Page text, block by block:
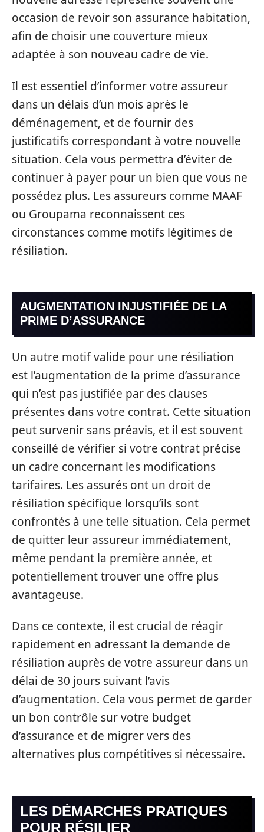
occasion de revoir son assurance habitation,
afin de choisir une couverture mieux
adaptée à son nouveau cadre de vie.
Il est essentiel d’informer votre assureur
dans un délais d’un mois après le
déménagement, et de fournir des
justificatifs correspondant à votre nouvelle
situation. Cela vous permettra d’éviter de
continuer à payer pour un bien que vous ne
possédez plus. Les assureurs comme MAAF
ou Groupama reconnaissent ces
circonstances comme motifs légitimes de
résiliation.
AUGMENTATION INJUSTIFIÉE DE LA
PRIME D’ASSURANCE
Un autre motif valide pour une résiliation
est l’augmentation de la prime d’assurance
qui n’est pas justifiée par des clauses
présentes dans votre contrat. Cette situation
peut survenir sans préavis, et il est souvent
conseillé de vérifier si votre contrat précise
un cadre concernant les modifications
tarifaires. Les assurés ont un droit de
résiliation spécifique lorsqu’ils sont
confrontés à une telle situation. Cela permet
de quitter leur assureur immédiatement,
même pendant la première année, et
potentiellement trouver une offre plus
avantageuse.
Dans ce contexte, il est crucial de réagir
rapidement en adressant la demande de
résiliation auprès de votre assureur dans un
délai de 30 jours suivant l’avis
d’augmentation. Cela vous permet de garder
un bon contrôle sur votre budget
d’assurance et de migrer vers des
alternatives plus compétitives si nécessaire.
LES DÉMARCHES PRATIQUES
POUR RÉSILIER